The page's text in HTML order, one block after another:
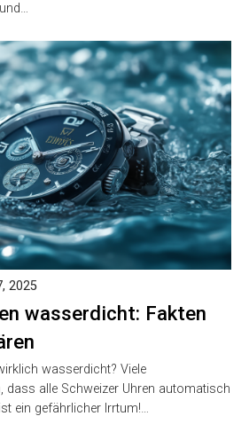
wasserdicht: Fakten
2025
wasserdicht? Viele
dass alle Schweizer Uhren automatisch
ein gefährlicher Irrtum!…